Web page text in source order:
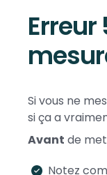
Erreur
Si vous ne
si ça a
Avant de
Notez